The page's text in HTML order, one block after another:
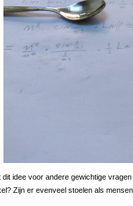
dit idee voor andere gewichtige
Zijn er evenveel stoelen als